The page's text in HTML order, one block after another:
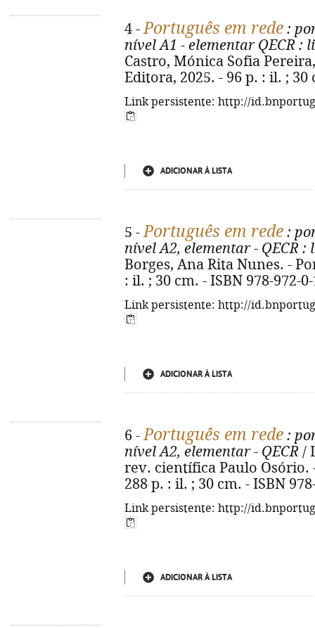
4 -Português em rede :
nível A1 - elementar QECR :
Castro, Mónica Sofia
Editora, 2025. - 96 p. : il. ; 30
Link persistente: http://
ADICIONAR À LISTA
5 -Português em rede :
nível A2, elementar - QECR :
Borges, Ana Rita Nunes. -
: il. ; 30 cm. - ISBN 978-972-
Link persistente: http://
ADICIONAR À LISTA
6 -Português em rede :
nível A2, elementar - QECR /
rev. científica Paulo Osório.
288 p. : il. ; 30 cm. - ISBN
Link persistente: http://
ADICIONAR À LISTA